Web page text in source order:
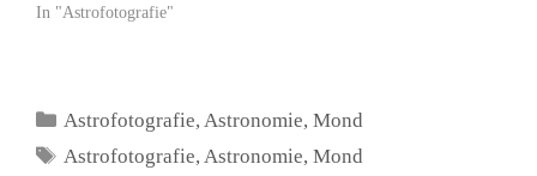
In "Astrofotografie"
Kategorien
Astrofotografie,Astronomie,Mond
Schlagwörter
Astrofotografie,Astronomie,Mond